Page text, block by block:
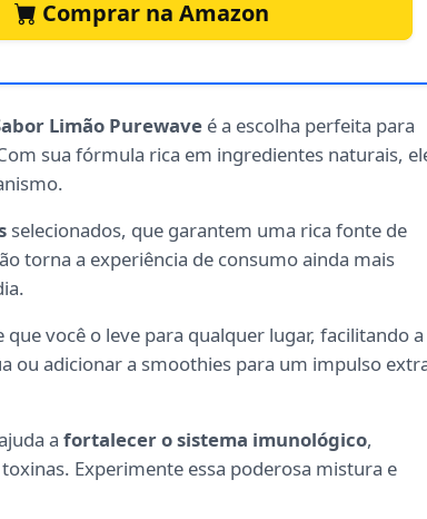
Comprar na Amazon
Limão Purewave é a escolha perfeita para
sua fórmula rica em ingredientes naturais,
selecionados, que garantem uma rica fonte de
torna a experiência de consumo ainda mais
você o leve para qualquer lugar, facilitando a
ou adicionar a smoothies para um impulso
a fortalecer o sistema imunológico,
Experimente essa poderosa mistura e